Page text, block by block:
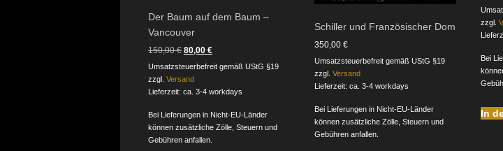
Der Baum auf dem Baum –
Vancouver
150,00€ Ursprünglicher
war:
150,00 €
80,00 €Aktueller
ist:
Umsatzsteuerbefreit gemäß UStG §19
zzgl. Versand
Lieferzeit: ca. 3-4 workdays
Bei Lieferungen in Nicht-EU-Länder
können zusätzliche Zölle, Steuern und
Gebühren anfallen.
Schiller und Französischer Dom
350,00 €
Umsatzsteuerbefreit gemäß UStG §19
zzgl. Versand
Lieferzeit: ca. 3-4 workdays
Bei Lieferungen in Nicht-EU-Länder
können zusätzliche Zölle, Steuern und
Gebühren anfallen.
zzgl.
Bei
In